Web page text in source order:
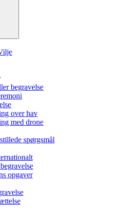
begravelse
over hav
med drone
spørgsmål
opgaver